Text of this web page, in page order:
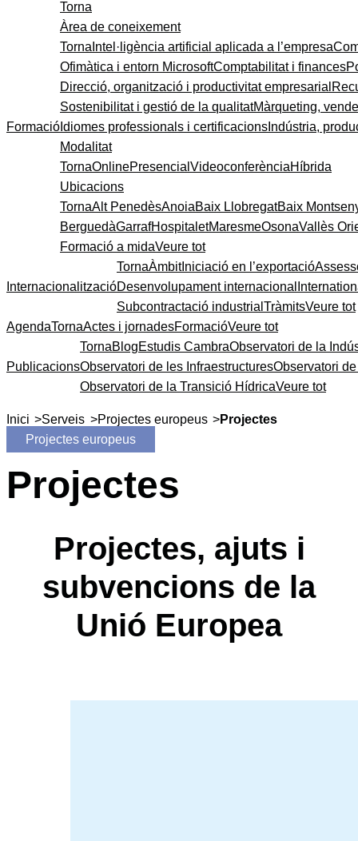
Formació
Torna
Àrea de coneixement
Torna Intel·ligència artificial aplicada a l’empresa
Ofimàtica i entorn MicrosoftComptabilitat i finances
Direcció, organització i productivitat empresarial
Sostenibilitat i gestió de la qualitatMàrqueting,
Idiomes professionals i certificacions Indústria,
Modalitat
TornaOnlinePresencial VideoconferènciaHíbrida
Ubicacions
TornaAlt PenedèsAnoiaBaix LlobregatBaix
BerguedàGarrafHospitaletMaresmeOsonaVallès
Formació a midaVeure tot
Internacionalització
TornaÀmbitIniciació en l’exportació
Desenvolupament internacional
Subcontractació industrial TràmitsVeure tot
AgendaTornaActes i jornadesFormacióVeure tot
Publicacions
TornaBlogEstudis CambraObservatori de la
Observatori de les InfraestructuresObservatori
Observatori de la Transició HídricaVeure tot
Inici >Serveis >Projectes europeus >Projectes
Projectes europeus
Projectes
Projectes, ajuts i
subvencions de la
Unió Europea